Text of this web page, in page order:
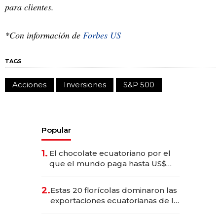
para clientes.
*Con información de Forbes US
TAGS
Acciones Inversiones S&P 500
Popular
1. El chocolate ecuatoriano por el
que el mundo paga hasta US$
2.Estas 20 florícolas dominaron las
exportaciones ecuatorianas de la